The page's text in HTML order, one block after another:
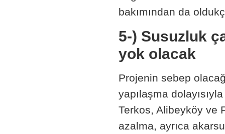
bakımından da
5-) Susuzluk
yok olacak
Projenin sebep
yapılaşma
Terkos, Alibeyköy ve
azalma, ayrıca